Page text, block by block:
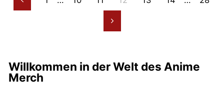
Zurück
Vorwärts
Willkommen in der Welt des Anime
Merch